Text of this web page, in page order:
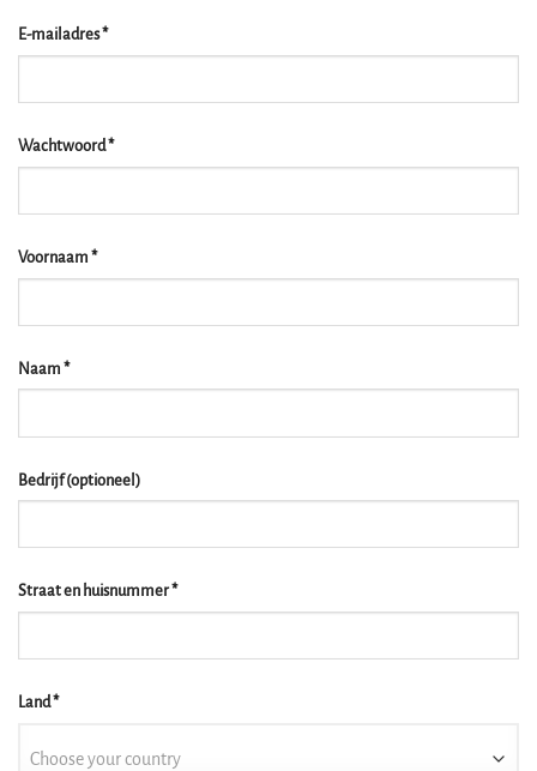
E-mailadres*Vereist
Wachtwoord*Vereist
Voornaam *
Naam *
Bedrijf (optioneel)
Straat en huisnummer*
Land*
Choose your country